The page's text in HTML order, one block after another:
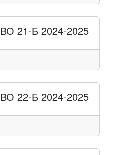
21-Б 2024-2025
22-Б 2024-2025